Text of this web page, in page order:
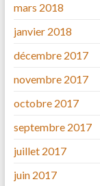
mars 2018
janvier 2018
décembre 2017
novembre 2017
octobre 2017
septembre 2017
juillet 2017
juin 2017